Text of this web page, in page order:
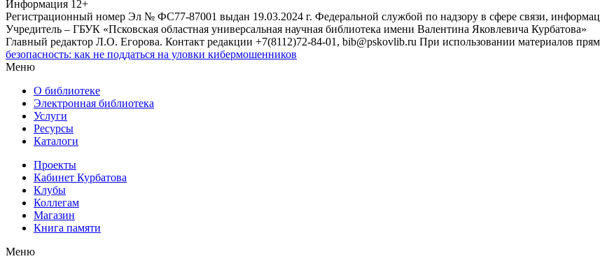
Информация 12+
Регистрационный номер Эл № ФС77-87001 выдан 19.03.2024 г. Федеральной службой по надзору в сфере связи,
Учредитель – ГБУК «Псковская областная универсальная научная библиотека имени Валентина Яковлевича Курбатова»
Главный редактор Л.О. Егорова. Контакт редакции +7(8112)72-84-01, bib@pskovlib.ru При использовании материалов
безопасность: как не поддаться на уловки кибермошенников
Меню
О библиотеке
Электронная библиотека
Услуги
Ресурсы
Каталоги
Проекты
Кабинет Курбатова
Клубы
Коллегам
Магазин
Книга памяти
Меню